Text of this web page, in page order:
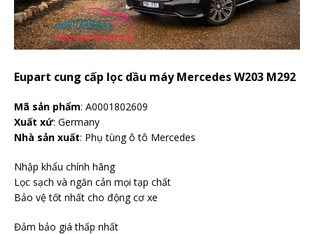
Eupart cung cấp lọc dầu máy Mercedes W203 M292
Mã sản phẩm: A0001802609
Xuất xứ: Germany
Nhà sản xuất: Phụ tùng ô tô Mercedes
Nhập khẩu chính hãng
Lọc sạch và ngăn cản mọi tạp chất
Bảo vệ tốt nhất cho động cơ xe
Đảm bảo giá thấp nhất